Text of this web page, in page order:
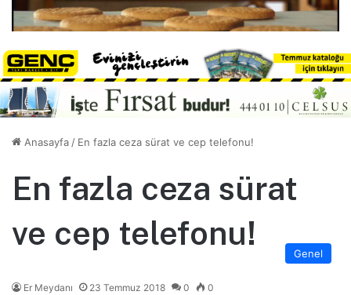
Anasayfa / En fazla ceza sürat ve cep telefonu!
En fazla ceza sürat
ve cep telefonu!
Genel
Er Meydanı 23 Temmuz 2018 0 0